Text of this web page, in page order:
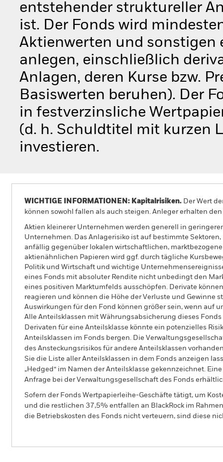
entstehender struktureller
ist. Der Fonds wird
Aktienwerten und sonstigen
anlegen, einschließlich
Anlagen, deren Kurse bzw.
Basiswerten beruhen). Der
in festverzinsliche
(d. h. Schuldtitel mit kurzen
investieren.
WICHTIGE INFORMATIONEN: Kapitalrisiken. Der Wert
können sowohl fallen als auch steigen. Anleger erhalten
Aktien kleinerer Unternehmen werden generell in
Unternehmen. Das Anlagerisiko ist auf bestimmte
anfällig gegenüber lokalen wirtschaftlichen,
aktienähnlichen Papieren wird ggf. durch tägliche
Politik und Wirtschaft und wichtige
eines Fonds mit absoluter Rendite nicht unbedingt den
eines positiven Marktumfelds ausschöpfen. Derivate
reagieren und können die Höhe der Verluste und Gewinne
Auswirkungen für den Fond können größer sein, wenn auf
Alle Anteilsklassen mit Währungsabsicherung dieses
Derivaten für eine Anteilsklasse könnte ein potenzielles
Anteilsklassen im Fonds bergen. Die
des Ansteckungsrisikos für andere Anteilsklassen
Sie die Liste aller Anteilsklassen in dem Fonds anzeigen
„Hedged“ im Namen der Anteilsklasse gekennzeichnet.
Anfrage bei der Verwaltungsgesellschaft des Fonds
Sofern der Fonds Wertpapierleihe-Geschäfte tätigt, um
und die restlichen 37,5% entfallen an BlackRock im
die Betriebskosten des Fonds nicht verteuern, sind diese